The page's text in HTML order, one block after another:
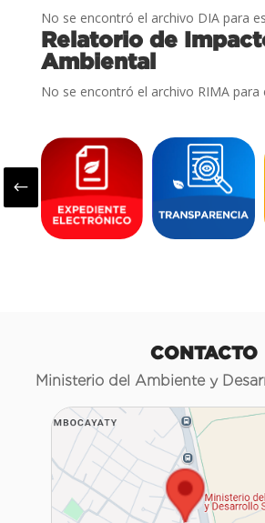
No se encontró el archivo DIA para
Relatorio de
Ambiental
No se encontró el archivo RIMA para
#
CONTACTO
Ministerio del Ambiente y